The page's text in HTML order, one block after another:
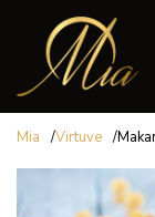
Mia /Virtuve /